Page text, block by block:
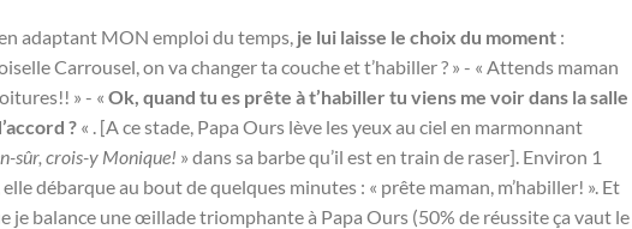
adaptant MON emploi du temps, je lui laisse le choix du moment :
Carrousel, on va changer ta couche et t’habiller ? » - « Attends maman
» - «Ok, quand tu es prête à t’habiller tu viens me voir dans la salle
? « . [A ce stade, Papa Ours lève les yeux au ciel en marmonnant
sûr, crois-y Monique! » dans sa barbe qu’il est en train de raser]. Environ 1
débarque au bout de quelques minutes : « prête maman, m’habiller! ». Et
je balance une œillade triomphante à Papa Ours (50% de réussite ça vaut le